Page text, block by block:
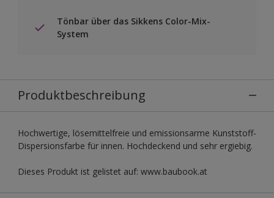
Tönbar über das Sikkens Color-Mix-
System
Produktbeschreibung
Hochwertige, lösemittelfreie und emissionsarme Kunststoff-
Dispersionsfarbe für innen. Hochdeckend und sehr ergiebig.
Dieses Produkt ist gelistet auf: www.baubook.at